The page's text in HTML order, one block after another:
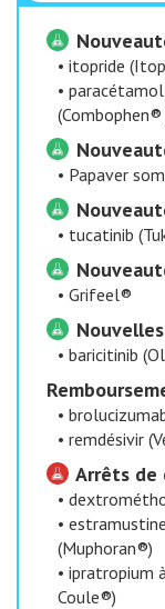
• itopride
•
(Combophen®
• Papaver
• tucatinib
• Grifeel®
• baricitinib
•
• remdésivir
Arrêts de
•
•
(Muphoran®)
• ipratropium
Coule®)